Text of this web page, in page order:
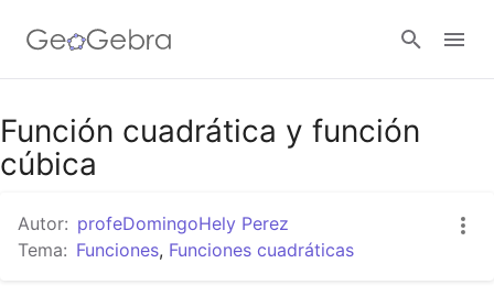
Google Classroom
Función cuadrática y función
cúbica
Autor: profeDomingoHely Perez
Tema: Funciones, Funciones cuadráticas